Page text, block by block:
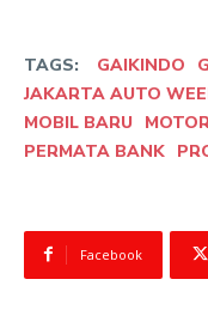
TAGS: GAIKINDO
JAKARTA AUTO
MOBIL BARU
PERMATA BANK
Facebook